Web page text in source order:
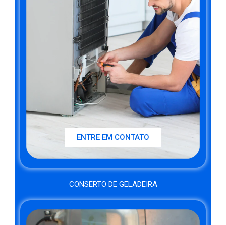
ENTRE EM CONTATO
CONSERTO DE GELADEIRA